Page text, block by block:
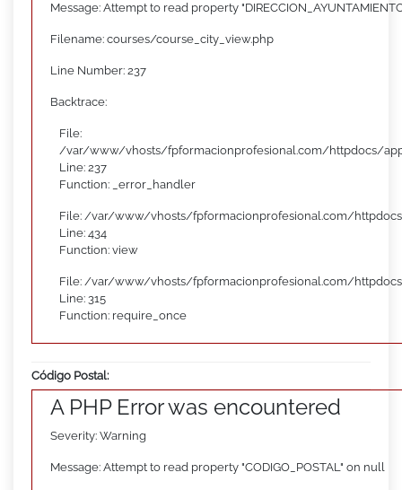
Message: Attempt to read property
Filename: courses/course_city_view.php
Line Number: 237
Backtrace:
File:
/var/www/vhosts/fpformacionprofesional.com/httpdocs/
Line: 237
Function: _error_handler
File: /var/www/vhosts/fpformacionprofesional.com/
Line: 434
Function: view
File: /var/www/vhosts/fpformacionprofesional.com/
Line: 315
Function: require_once
Código Postal:
A PHP Error was encountered
Severity: Warning
Message: Attempt to read property "CODIGO_POSTAL" on null